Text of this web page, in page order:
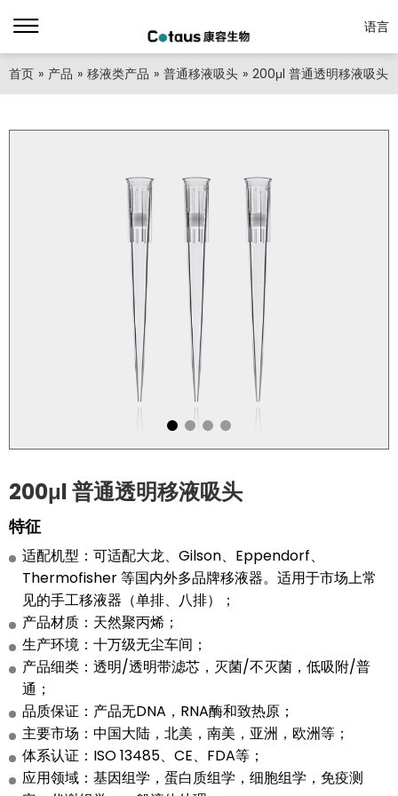
语言
首页 » 产品 » 移液类产品 » 普通移液吸头 » 200μl 普通透明移液吸头
200μl 普通透明移液吸头
特征
适配机型：可适配大龙、Gilson、Eppendorf、
Thermofisher 等国内外多品牌移液器。适用于市场上常
见的手工移液器（单排、八排）；
产品材质：天然聚丙烯；
生产环境：十万级无尘车间；
产品细类：透明/透明带滤芯，灭菌/不灭菌，低吸附/普
通；
品质保证：产品无DNA，RNA酶和致热原；
主要市场：中国大陆，北美，南美，亚洲，欧洲等；
体系认证：ISO 13485、CE、FDA等；
应用领域：基因组学，蛋白质组学，细胞组学，免疫测